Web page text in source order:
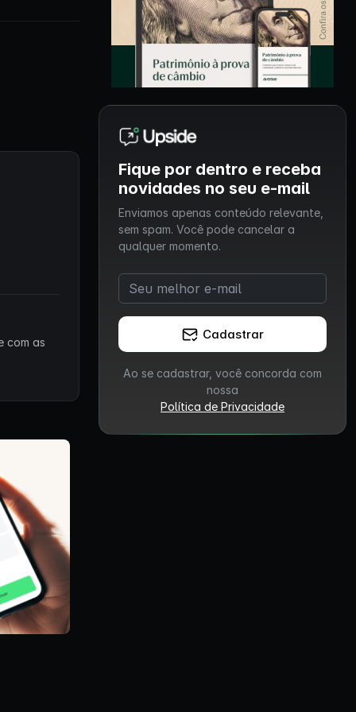
com as
Fique por dentro e receba
novidades no seu e-mail
Enviamos apenas conteúdo relevante,
sem spam. Você pode cancelar a
qualquer momento.
Cadastrar
Ao se cadastrar, você concorda com
nossa
Política de Privacidade